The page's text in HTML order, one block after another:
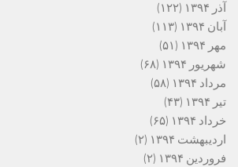
آذر ۱۳۹۴
(۱۲۲)
آبان ۱۳۹۴
(۱۱۳)
مهر ۱۳۹۴
(۵۱)
شهریور ۱۳۹۴
(۶۸)
مرداد ۱۳۹۴
(۵۸)
تیر ۱۳۹۴
(۴۳)
خرداد ۱۳۹۴
(۶۵)
اردیبهشت ۱۳۹۴
(۲)
فروردین ۱۳۹۴
(۲)